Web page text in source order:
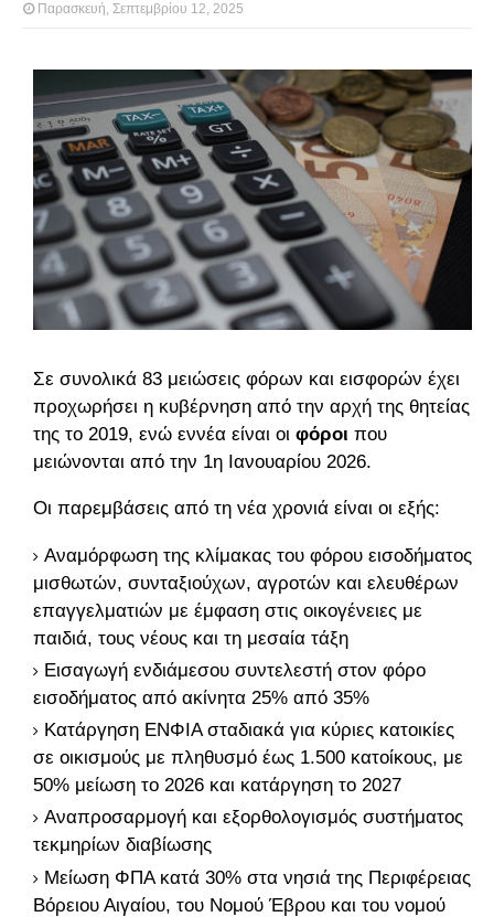
Παρασκευή, Σεπτεμβρίου 12, 2025
Σε συνολικά 83 μειώσεις φόρων και εισφορών έχει
προχωρήσει η κυβέρνηση από την αρχή της θητείας
της το 2019, ενώ εννέα είναι οι φόροι που
μειώνονται από την 1η Ιανουαρίου 2026.
Οι παρεμβάσεις από τη νέα χρονιά είναι οι εξής:
Αναμόρφωση της κλίμακας του φόρου εισοδήματος
μισθωτών, συνταξιούχων, αγροτών και ελευθέρων
επαγγελματιών με έμφαση στις οικογένειες με
παιδιά, τους νέους και τη μεσαία τάξη
Εισαγωγή ενδιάμεσου συντελεστή στον φόρο
εισοδήματος από ακίνητα 25% από 35%
Κατάργηση ΕΝΦΙΑ σταδιακά για κύριες κατοικίες
σε οικισμούς με πληθυσμό έως 1.500 κατοίκους, με
50% μείωση το 2026 και κατάργηση το 2027
Αναπροσαρμογή και εξορθολογισμός συστήματος
τεκμηρίων διαβίωσης
Μείωση ΦΠΑ κατά 30% στα νησιά της Περιφέρειας
Βόρειου Αιγαίου, του Νομού Έβρου και του νομού